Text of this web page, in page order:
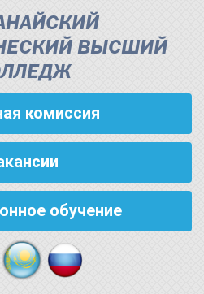
ВЫСШИЙ
комиссия
обучение